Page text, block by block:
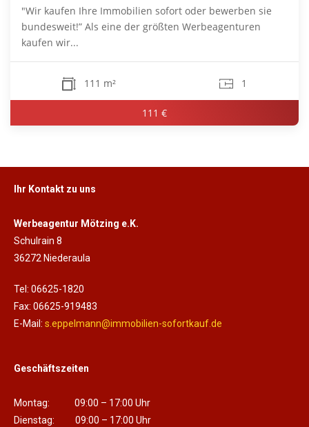
"Wir kaufen Ihre Immobilien sofort oder bewerben sie
bundesweit!” Als eine der größten Werbeagenturen
kaufen wir...
111 m² 1
111 €
Ihr Kontakt zu uns
Werbeagentur Mötzing e.K.
Schulrain 8
36272 Niederaula
Tel: 06625-1820
Fax: 06625-919483
E-Mail: s.eppelmann@immobilien-sofortkauf.de
Geschäftszeiten
Montag: 09:00 – 17:00 Uhr
Dienstag: 09:00 – 17:00 Uhr